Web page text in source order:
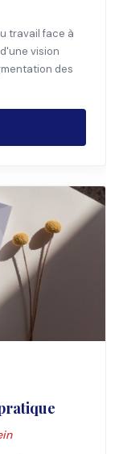
travail face à
vision
des